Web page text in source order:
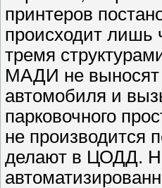
принтеров
происходит лишь
тремя
МАДИ не выносят
автомобиля и
парковочного
не производится
делают в ЦОДД.